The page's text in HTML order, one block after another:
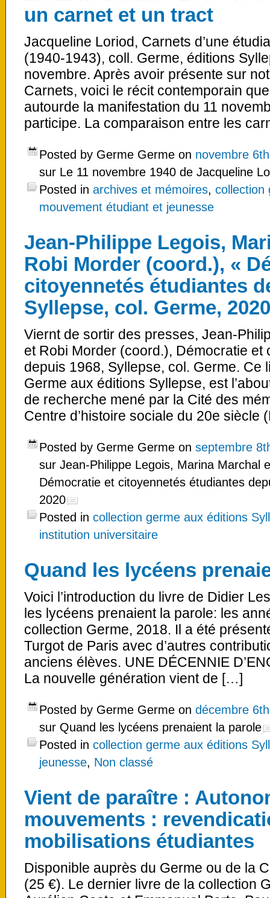
un carnet et un tract
Jacqueline Loriod, Carnets d’une
(1940-1943), coll. Germe, éditions
novembre. Après avoir présente sur
Carnets, voici le récit contemporain
autourde la manifestation du 11
participe. La comparaison entre les
Posted by Germe Germe on novembre
sur Le 11 novembre 1940 de Jacqueline
Posted in archives et mémoires, collection
mouvement étudiant et jeunesse
Jean-Philippe Legois,
Robi Morder (coord.), «
citoyennetés étudiantes
Syllepse, col. Germe, 2020
Viernt de sortir des presses, Jean-
et Robi Morder (coord.), Démocratie et
depuis 1968, Syllepse, col. Germe. Ce
Germe aux éditions Syllepse, est
de recherche mené par la Cité des
Centre d’histoire sociale du 20e
Posted by Germe Germe on septembre
sur Jean-Philippe Legois, Marina Marchal
Démocratie et citoyennetés étudiantes
2020
Posted in collection germe aux éditions
institution universitaire
Quand les lycéens
Voici l’introduction du livre de Didier
les lycéens prenaient la parole: les
collection Germe, 2018. Il a été
Turgot de Paris avec d’autres
anciens élèves. UNE DÉCENNIE
La nouvelle génération vient de […]
Posted by Germe Germe on décembre
sur Quand les lycéens prenaient la parole
Posted in collection germe aux éditions
jeunesse, Non classé
Vient de paraître :
mouvements :
mobilisations étudiantes
Disponible auprès du Germe ou de la
(25 €). Le dernier livre de la collection